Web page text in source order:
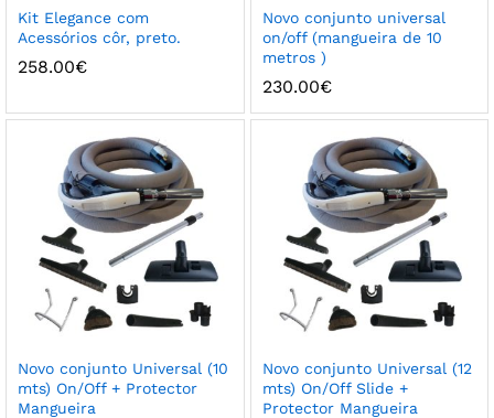
Kit Elegance com
Acessórios côr, preto.
258.00€
Novo conjunto universal
on/off (mangueira de 10
metros )
230.00€
Novo conjunto Universal (10
mts) On/Off + Protector
Mangueira
Novo conjunto Universal (12
mts) On/Off Slide +
Protector Mangueira